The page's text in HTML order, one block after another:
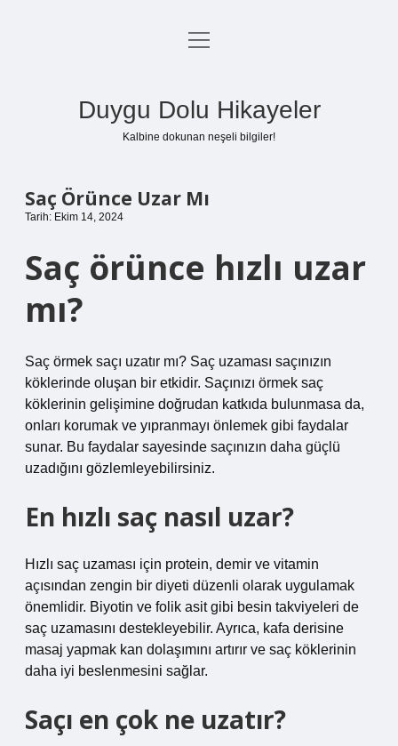
Anasayfa
menüyü
Duygu Dolu Hikayeler
Kalbine dokunan neşeli bilgiler!
Saç Örünce Uzar Mı
Tarih: Ekim 14, 2024
Saç örünce hızlı uzar
mı?
Saç örmek saçı uzatır mı? Saç uzaması saçınızın
köklerinde oluşan bir etkidir. Saçınızı örmek saç
köklerinin gelişimine doğrudan katkıda bulunmasa da,
onları korumak ve yıpranmayı önlemek gibi faydalar
sunar. Bu faydalar sayesinde saçınızın daha güçlü
uzadığını gözlemleyebilirsiniz.
En hızlı saç nasıl uzar?
Hızlı saç uzaması için protein, demir ve vitamin
açısından zengin bir diyeti düzenli olarak uygulamak
önemlidir. Biyotin ve folik asit gibi besin takviyeleri de
saç uzamasını destekleyebilir. Ayrıca, kafa derisine
masaj yapmak kan dolaşımını artırır ve saç köklerinin
daha iyi beslenmesini sağlar.
Saçı en çok ne uzatır?